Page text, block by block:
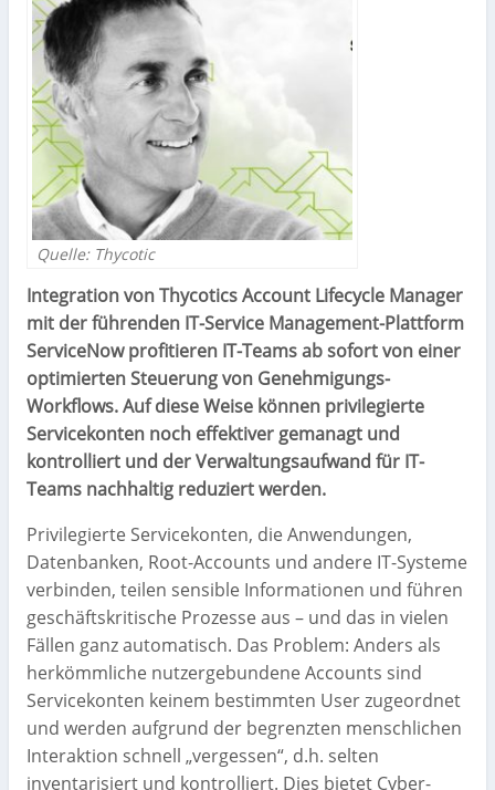
Quelle: Thycotic
Integration von Thycotics Account Lifecycle Manager
mit der führenden IT-Service Management-Plattform
ServiceNow profitieren IT-Teams ab sofort von einer
optimierten Steuerung von Genehmigungs-
Workflows. Auf diese Weise können privilegierte
Servicekonten noch effektiver gemanagt und
kontrolliert und der Verwaltungsaufwand für IT-
Teams nachhaltig reduziert werden.
Privilegierte Servicekonten, die Anwendungen,
Datenbanken, Root-Accounts und andere IT-Systeme
verbinden, teilen sensible Informationen und führen
geschäftskritische Prozesse aus – und das in vielen
Fällen ganz automatisch. Das Problem: Anders als
herkömmliche nutzergebundene Accounts sind
Servicekonten keinem bestimmten User zugeordnet
und werden aufgrund der begrenzten menschlichen
Interaktion schnell „vergessen“, d.h. selten
inventarisiert und kontrolliert. Dies bietet Cyber-